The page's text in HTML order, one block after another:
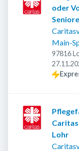
oder
Main-
97816
Lohr